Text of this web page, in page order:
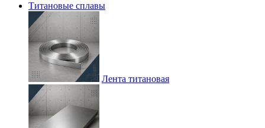
Титановые сплавы
Лента титановая